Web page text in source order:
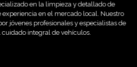
en la limpieza y detallado de
experiencia en el mercado local. Nuestro
jóvenes profesionales y especialistas de
cuidado integral de vehículos.